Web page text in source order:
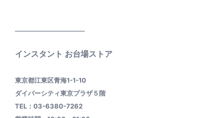
インスタント お台場ストア
東京都江東区青海1-1-10
ダイバーシティ東京プラザ５階
TEL：03-6380-7262